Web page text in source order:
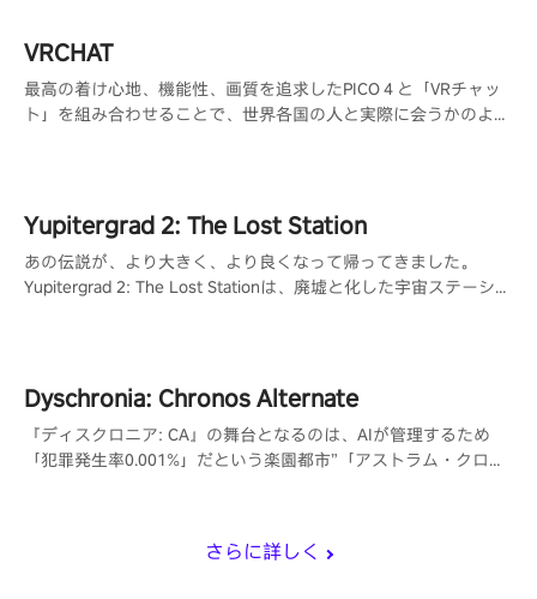
さらに詳しく
VRCHAT
最高の着け心地、機能性、画質を追求したPICO４と「VRチャッ
ト」を組み合わせることで、世界各国の人と実際に会うかのよう
Yupitergrad 2: The Lost Station
あの伝説が、より大きく、より良くなって帰ってきました。
Yupitergrad 2: The Lost Stationは、廃墟と化した宇宙ステーショ
Dyschronia: Chronos Alternate
『ディスクロニア: CA』の舞台となるのは、AIが管理するため
「犯罪発生率0.001%」だという楽園都市”「アストラム・クロー